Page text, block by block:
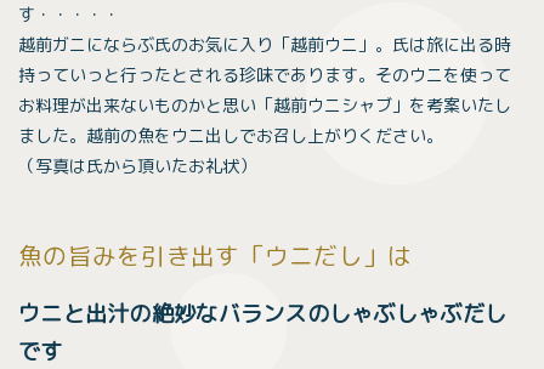
す・・・・・
越前ガニにならぶ氏のお気に入り「越前ウニ」。氏は旅に出る時
持っていっと行ったとされる珍味であります。そのウニを使って
お料理が出来ないものかと思い「越前ウニシャブ」を考案いたし
ました。越前の魚をウニ出しでお召し上がりください。
（写真は氏から頂いたお礼状）
魚の旨みを引き出す「ウニだし」は
ウニと出汁の絶妙なバランスのしゃぶしゃぶだし
です